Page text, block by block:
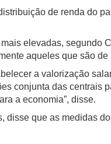
de renda do
elevadas, segundo
aqueles que são de
a valorização
conjunta das centrais
a economia”, disse.
que as medidas